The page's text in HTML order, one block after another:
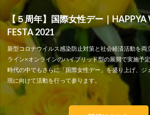
【５周年】国際女性デー｜
FESTA 2021
新型コロナウイルス感染防止対策と社会経済活動を両
ライン×オンラインのハイブリッド型の展開で実施予
時代の中でもさらに「国際女性デー」を盛り上げ、ジ
現に向けて活動を行って参ります。